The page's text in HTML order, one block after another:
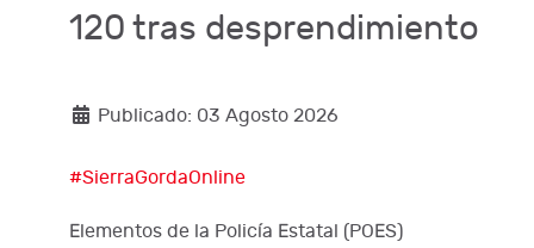
120 tras desprendimiento
Publicado: 03 Agosto 2026
#SierraGordaOnline
Elementos de la Policía Estatal (POES)